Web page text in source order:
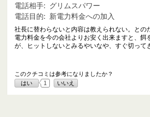
電話相手: グリムスパワー
電話目的: 新電力料金への加入
社長に替わらないと内容は教えられない。との
電力料金を今の会社よりお安く出来ますと、餌
が、ヒットしないとみるやいなや、すぐ切って
このクチコミは参考になりましたか？
はい
1 いいえ